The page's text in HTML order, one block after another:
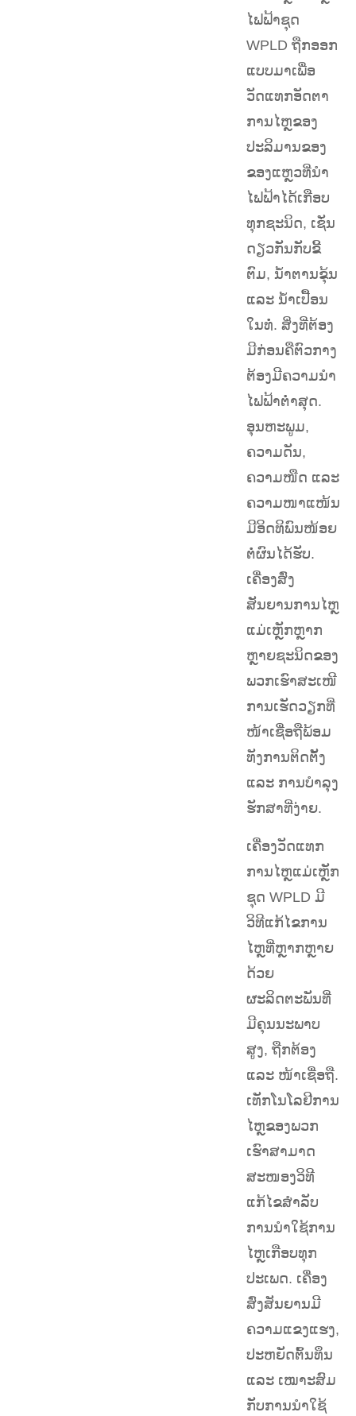
ໄຟຟ້າຊຸດ
WPLD ຖືກອອກ
ແບບມາເພື່ອ
ວັດແທກອັດຕາ
ການໄຫຼຂອງ
ປະລິມານຂອງ
ຂອງແຫຼວທີ່ນຳ
ໄຟຟ້າໄດ້ເກືອບ
ທຸກຊະນິດ, ເຊັ່ນ
ດຽວກັນກັບຂີ້
ຕົມ, ນ້ຳຕານຂຸ້ນ
ແລະ ນ້ຳເປື້ອນ
ໃນທໍ່. ສິ່ງທີ່ຕ້ອງ
ມີກ່ອນຄືຕົວກາງ
ຕ້ອງມີຄວາມນຳ
ໄຟຟ້າຕໍ່າສຸດ.
ອຸນຫະພູມ,
ຄວາມດັນ,
ຄວາມໜືດ ແລະ
ຄວາມໜາແໜ້ນ
ມີອິດທິພົນໜ້ອຍ
ຕໍ່ຜົນໄດ້ຮັບ.
ເຄື່ອງສົ່ງ
ສັນຍານການໄຫຼ
ແມ່ເຫຼັກຫຼາກ
ຫຼາຍຊະນິດຂອງ
ພວກເຮົາສະເໜີ
ການເຮັດວຽກທີ່
ໜ້າເຊື່ອຖືພ້ອມ
ທັງການຕິດຕັ້ງ
ແລະ ການບຳລຸງ
ຮັກສາທີ່ງ່າຍ.
ເຄື່ອງວັດແທກ
ການໄຫຼແມ່ເຫຼັກ
ຊຸດ WPLD ມີ
ວິທີແກ້ໄຂການ
ໄຫຼທີ່ຫຼາກຫຼາຍ
ດ້ວຍ
ຜະລິດຕະພັນທີ່
ມີຄຸນນະພາບ
ສູງ, ຖືກຕ້ອງ
ແລະ ໜ້າເຊື່ອຖື.
ເທັກໂນໂລຢີການ
ໄຫຼຂອງພວກ
ເຮົາສາມາດ
ສະໜອງວິທີ
ແກ້ໄຂສຳລັບ
ການນຳໃຊ້ການ
ໄຫຼເກືອບທຸກ
ປະເພດ. ເຄື່ອງ
ສົ່ງສັນຍານມີ
ຄວາມແຂງແຮງ,
ປະຫຍັດຕົ້ນທຶນ
ແລະ ເໝາະສົມ
ກັບການນຳໃຊ້